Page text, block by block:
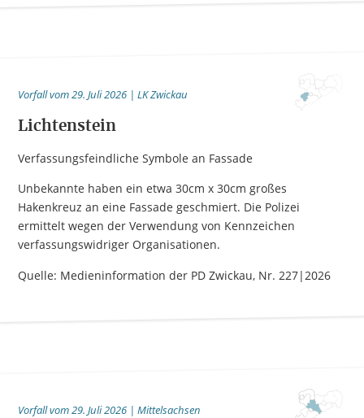
Vorfall vom 29. Juli 2026 | LK Zwickau
Lichtenstein
Verfassungsfeindliche Symbole an Fassade
Unbekannte haben ein etwa 30cm x 30cm großes
Hakenkreuz an eine Fassade geschmiert. Die Polizei
ermittelt wegen der Verwendung von Kennzeichen
verfassungswidriger Organisationen.
Quelle: Medieninformation der PD Zwickau, Nr. 227|2026
Vorfall vom 29. Juli 2026 | Mittelsachsen